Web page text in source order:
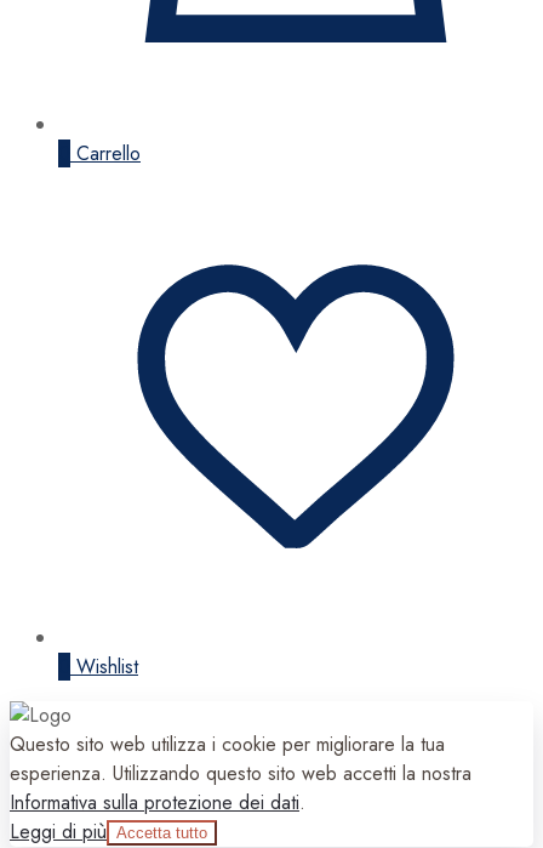
Carrello
Wishlist
Questo sito web utilizza i cookie per migliorare la tua
esperienza. Utilizzando questo sito web accetti la nostra
Informativa sulla protezione dei dati.
Leggi di più Accetta tutto